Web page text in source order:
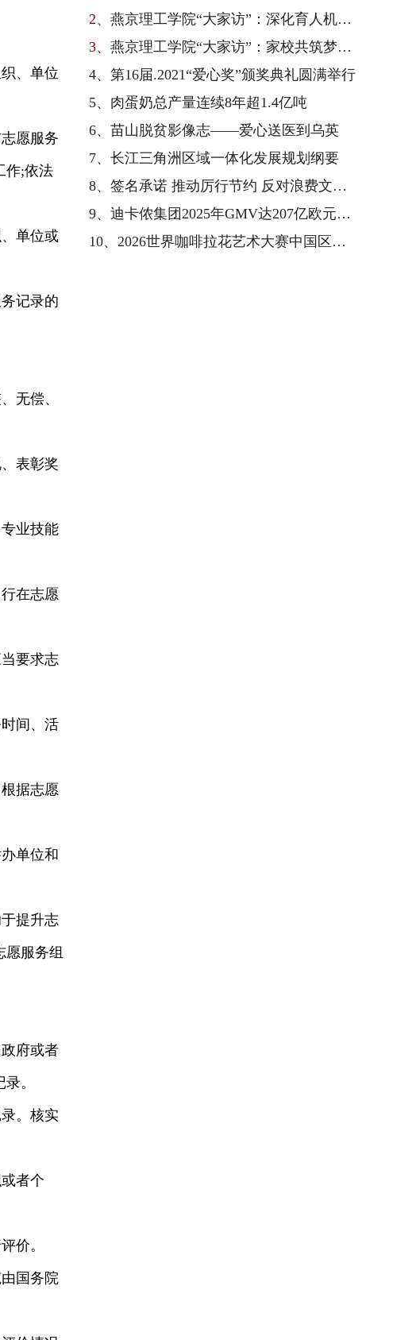
、单位
愿服务
作;依法
单位或
记录的
无偿、
表彰奖
业技能
在志愿
要求志
间、活
据志愿
单位和
提升志
服务组
府或者
。
。核实
者个
价。
国务院
2、 燕京理工学院“大家访”：深化育人机制，凝聚家校合力
3、 燕京理工学院“大家访”：家校共筑梦，师生连心访
4、 第16届.2021“爱心奖”颁奖典礼圆满举行
5、 肉蛋奶总产量连续8年超1.4亿吨
6、 苗山脱贫影像志——爱心送医到乌英
7、 长江三角洲区域一体化发展规划纲要
8、 签名承诺 推动厉行节约 反对浪费文明新风尚
9、 迪卡侬集团2025年GMV达207亿欧元，以全产业链一体化优势驱动业绩增长与可持续转型
10、 2026世界咖啡拉花艺术大赛中国区总决赛收官，雀巢专业餐饮以品质护航赛事